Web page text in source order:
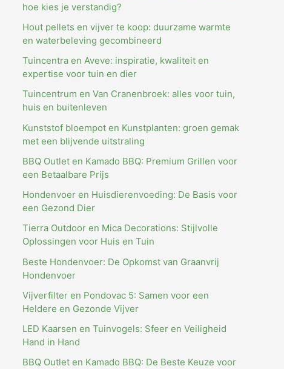
hoe kies je verstandig?
Hout pellets en vijver te koop: duurzame warmte
en waterbeleving gecombineerd
Tuincentra en Aveve: inspiratie, kwaliteit en
expertise voor tuin en dier
Tuincentrum en Van Cranenbroek: alles voor tuin,
huis en buitenleven
Kunststof bloempot en Kunstplanten: groen gemak
met een blijvende uitstraling
BBQ Outlet en Kamado BBQ: Premium Grillen voor
een Betaalbare Prijs
Hondenvoer en Huisdierenvoeding: De Basis voor
een Gezond Dier
Tierra Outdoor en Mica Decorations: Stijlvolle
Oplossingen voor Huis en Tuin
Beste Hondenvoer: De Opkomst van Graanvrij
Hondenvoer
Vijverfilter en Pondovac 5: Samen voor een
Heldere en Gezonde Vijver
LED Kaarsen en Tuinvogels: Sfeer en Veiligheid
Hand in Hand
BBQ Outlet en Kamado BBQ: De Beste Keuze voor